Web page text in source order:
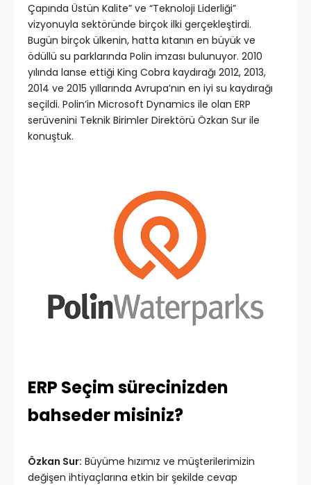
Çapında Üstün Kalite” ve “Teknoloji Liderliği”
vizyonuyla sektöründe birçok ilki gerçekleştirdi.
Bugün birçok ülkenin, hatta kıtanın en büyük ve
ödüllü su parklarında Polin imzası bulunuyor. 2010
yılında lanse ettiği King Cobra kaydırağı 2012, 2013,
2014 ve 2015 yıllarında Avrupa’nın en iyi su kaydırağı
seçildi. Polin’in Microsoft Dynamics ile olan ERP
serüvenini Teknik Birimler Direktörü Özkan Sur ile
konuştuk.
ERP Seçim sürecinizden
bahseder misiniz?
Özkan Sur: Büyüme hızımız ve müşterilerimizin
değişen ihtiyaçlarına etkin bir şekilde cevap